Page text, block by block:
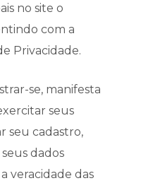
no site o
com a
Privacidade.
se, manifesta
seus
seu cadastro,
dados
veracidade das